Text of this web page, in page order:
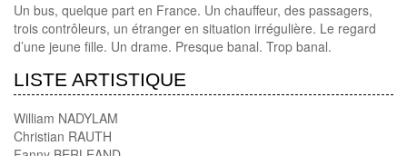
Un bus, quelque part en France. Un chauffeur, des passagers,
trois contrôleurs, un étranger en situation irrégulière. Le regard
d’une jeune fille. Un drame. Presque banal. Trop banal.
LISTE ARTISTIQUE
William NADYLAM
Christian RAUTH